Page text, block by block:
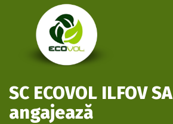
SC ECOVOL ILFOV SA
angajează